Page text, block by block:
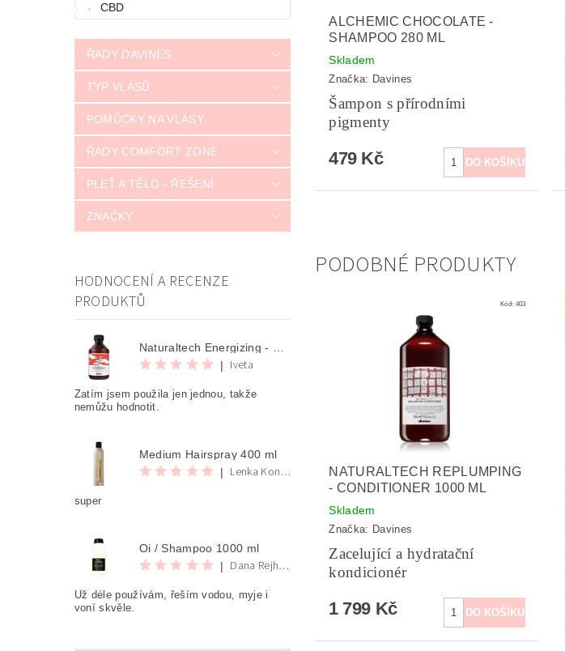
CBD
ŘADY DAVINES
TYP VLASŮ
POMŮCKY NA VLASY
ŘADY COMFORT ZONE
PLEŤ A TĚLO - ŘEŠENÍ
ZNAČKY
HODNOCENÍ A RECENZE
PRODUKTŮ
Naturaltech Energizing - Shampoo 250 ml
|
Iveta
Zatím jsem použila jen jednou, takže
nemůžu hodnotit.
Medium Hairspray 400 ml
|
Lenka Konvalinova
super
Oi / Shampoo 1000 ml
|
Dana Rejhová
Už déle používám, řeším vodou, myje i
voní skvěle.
ALCHEMIC CHOCOLATE -
SHAMPOO 280 ML
Skladem
Značka: Davines
Šampon s přírodními
pigmenty
479 Kč
PODOBNÉ PRODUKTY
Kód: 403
NATURALTECH REPLUMPING
- CONDITIONER 1000 ML
Skladem
Značka: Davines
Zacelující a hydratační
kondicionér
1 799 Kč